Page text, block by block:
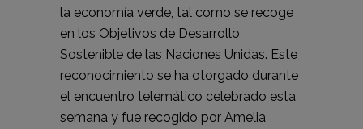
la economía verde, tal como se recoge
en los Objetivos de Desarrollo
Sostenible de las Naciones Unidas. Este
reconocimiento se ha otorgado durante
el encuentro telemático celebrado esta
semana y fue recogido por Amelia